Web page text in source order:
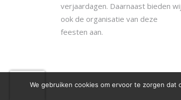
verjaardagen. Daarnaast bieden wij
ook de organisatie van deze
feesten aan.
We gebruiken cookies om ervoor te zorgen